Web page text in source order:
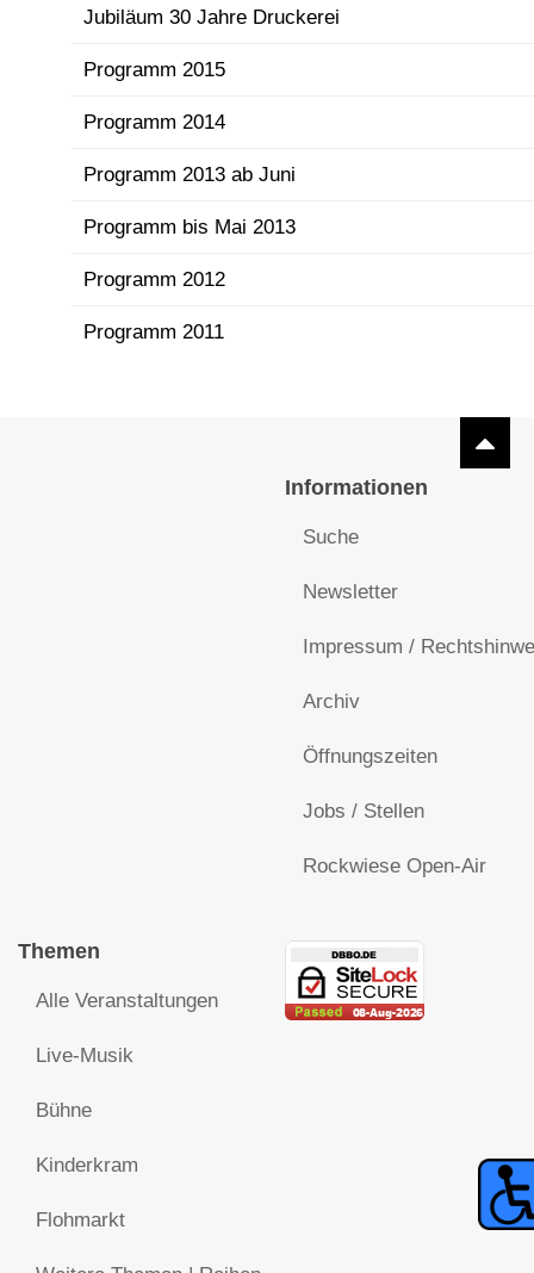
Jubiläum 30 Jahre Druckerei
Programm 2015
Programm 2014
Programm 2013 ab Juni
Programm bis Mai 2013
Programm 2012
Programm 2011
Informationen
Suche
Newsletter
Impressum /
Archiv
Öffnungszeiten
Jobs / Stellen
Rockwiese Open-Air
Themen
Alle Veranstaltungen
Live-Musik
Bühne
Kinderkram
Flohmarkt